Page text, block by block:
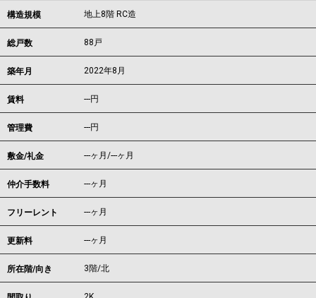
構造規模 地上8階 RC造
総戸数 88戸
築年月 2022年8月
賃料 ---円
管理費 ---円
敷金/礼金 ---ヶ月/---ヶ月
仲介手数料 ---ヶ月
フリーレント ---ヶ月
更新料 ---ヶ月
所在階/向き 3階/北